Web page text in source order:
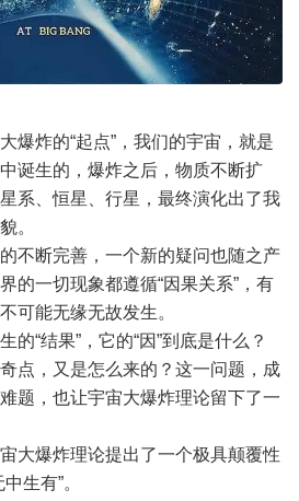
爆炸的“起点”，我们的宇宙，就是
诞生的，爆炸之后，物质不断扩
系、恒星、行星，最终演化出了我
。
不断完善，一个新的疑问也随之产
的一切现象都遵循“因果关系”，有
可能无缘无故发生。
的“结果”，它的“因”到底是什么？
点，又是怎么来的？这一问题，成
题，也让宇宙大爆炸理论留下了一
大爆炸理论提出了一个极具颠覆性
生有”。